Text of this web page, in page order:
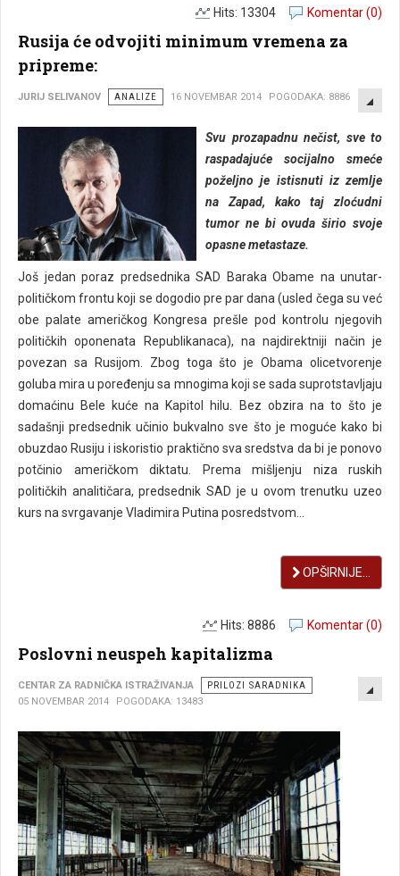
Komentar (0)
Hits: 13304
Rusija će odvojiti minimum vremena za
pripreme:
JURIJ SELIVANOV ANALIZE 16 NOVEMBAR 2014 POGODAKA: 8886
Svu prozapadnu nečist, sve to
raspadajuće socijalno smeće
poželjno je istisnuti iz zemlje
na Zapad, kako taj zloćudni
tumor ne bi ovuda širio svoje
opasne metastaze.
Još jedan poraz predsednika SAD Baraka Obame na unutar-
političkom frontu koji se dogodio pre par dana (usled čega su već
obe palate američkog Kongresa prešle pod kontrolu njegovih
političkih oponenata Republikanaca), na najdirektniji način je
povezan sa Rusijom. Zbog toga što je Obama olicetvorenje
goluba mira u poređenju sa mnogima koji se sada suprotstavljaju
domaćinu Bele kuće na Kapitol hilu. Bez obzira na to što je
sadašnji predsednik učinio bukvalno sve što je moguće kako bi
obuzdao Rusiju i iskoristio praktično sva sredstva da bi je ponovo
potčinio američkom diktatu. Prema mišljenju niza ruskih
političkih analitičara, predsednik SAD je u ovom trenutku uzeo
kurs na svrgavanje Vladimira Putina posredstvom...
OPŠIRNIJE...
Komentar (0)
Hits: 8886
Poslovni neuspeh kapitalizma
CENTAR ZA RADNIČKA ISTRAŽIVANJA
PRILOZI SARADNIKA
05 NOVEMBAR 2014
POGODAKA: 13483